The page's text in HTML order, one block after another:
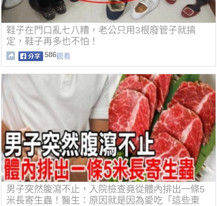
鞋子在門口亂七八糟，老公只用3根廢管子就搞
定，鞋子再多也不怕！
586觀看
男子突然腹瀉不止，入院檢查竟從體內排出一條5
米長寄生蟲！醫生：原因就是因為愛吃「這些東